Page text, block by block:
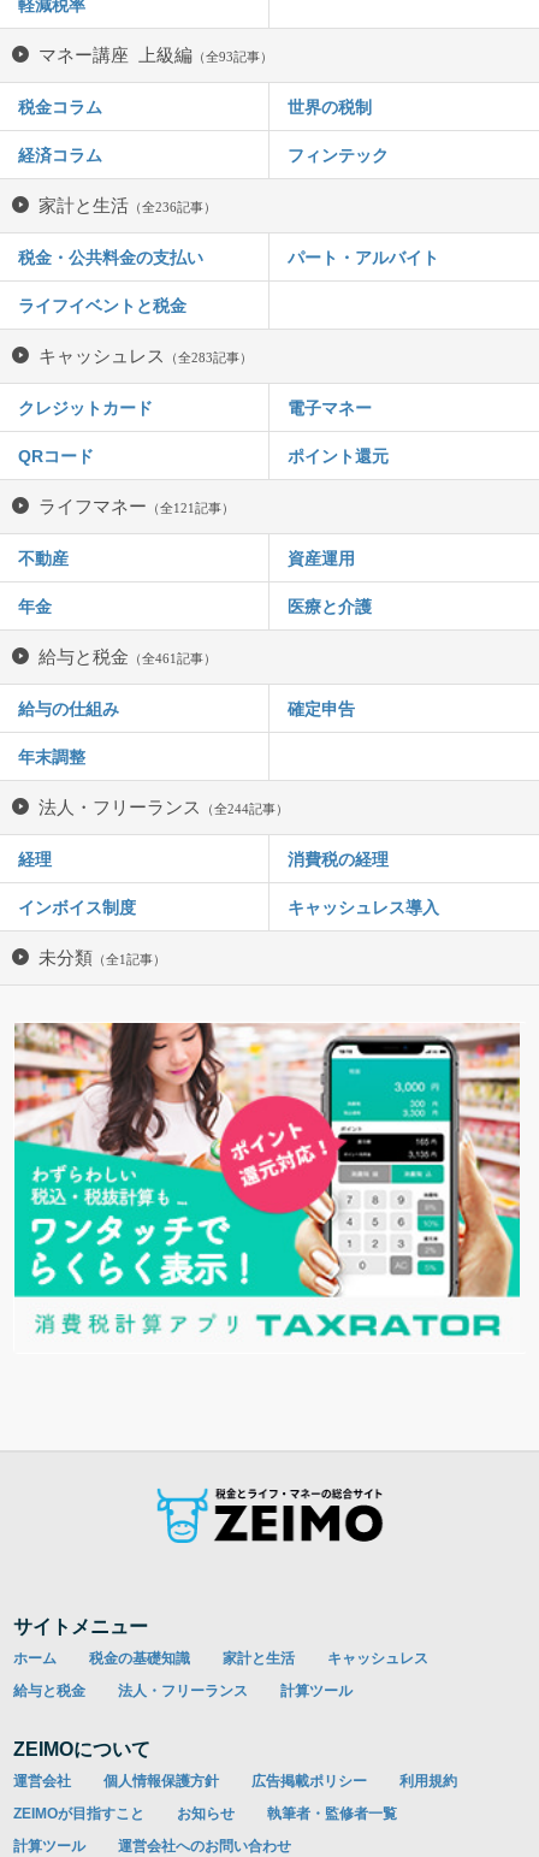
軽減税率
マネー講座 上級編 （全93記事）
税金コラム 世界の税制
経済コラム フィンテック
家計と生活 （全236記事）
税金・公共料金の支払い パート・アルバイト
ライフイベントと税金
キャッシュレス （全283記事）
クレジットカード 電子マネー
QRコード ポイント還元
ライフマネー （全121記事）
不動産 資産運用
年金 医療と介護
給与と税金 （全461記事）
給与の仕組み 確定申告
年末調整
法人・フリーランス （全244記事）
経理 消費税の経理
インボイス制度 キャッシュレス導入
未分類 （全1記事）
サイトメニュー
ホーム 税金の基礎知識 家計と生活
キャッシュレス
給与と税金
法人・フリーランス 計算ツール
ZEIMOについて
運営会社 個人情報保護方針 広告掲載ポリシー
利用規約
ZEIMOが目指すこと
お知らせ
執筆者・監修者一覧
計算ツール
運営会社へのお問い合わせ